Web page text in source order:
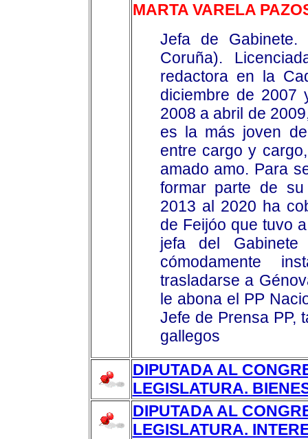
MARTA VARELA
Jefa de
Coruña).
redactora en la
diciembre de 2007
2008 a abril de
es la más joven
entre cargo y
amado amo. Para
formar parte de
2013 al 2020 ha
de Feijóo que tuvo
jefa del
cómodamente
trasladarse a
le abona el PP
Jefe de Prensa PP,
gallegos
DIPUTADA AL
LEGISLATURA.
DIPUTADA AL
LEGISLATURA.